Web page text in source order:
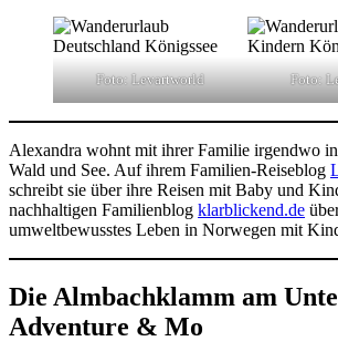
Foto: Levartworld Foto:
Alexandra wohnt mit ihrer Familie irgendwo
Wald und See. Auf ihrem Familien-Reiseblog
schreibt sie über ihre Reisen mit Baby und
nachhaltigen Familienblog klarblickend.de
umweltbewusstes Leben in Norwegen mit
Die Almbachklamm am
Adventure & Mo